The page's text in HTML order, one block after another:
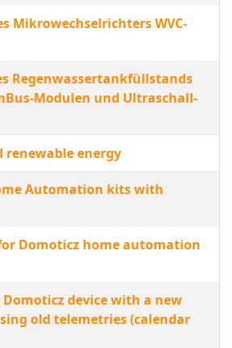
Mikrowechselrichters WVC-
Regenwassertankfüllstands
Modulen und Ultraschall-
renewable energy
Automation kits with
Domoticz home automation
device with a new
old telemetries (calendar